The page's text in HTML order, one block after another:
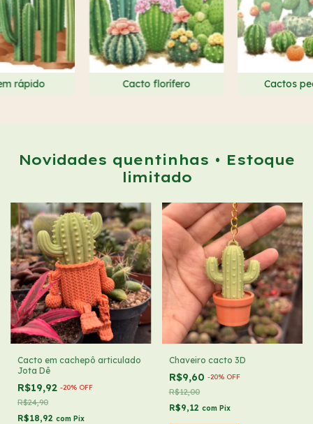
rápido Cacto florífero Cactos
Novidades quentinhas • Estoque
limitado
Cacto em cachepô articulado
Jota Dê
R$19,92 -20% OFF
R$24,90
R$18,92 com Pix
Chaveiro cacto 3D
R$9,60 -20% OFF
R$12,00
R$9,12 com Pix